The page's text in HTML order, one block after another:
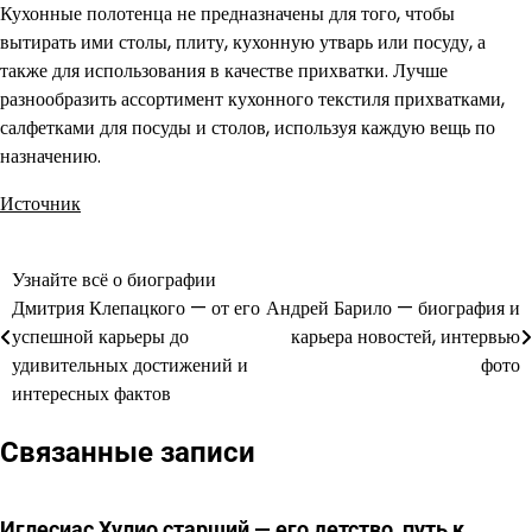
Кухонные полотенца не предназначены для того, чтобы
вытирать ими столы, плиту, кухонную утварь или посуду, а
также для использования в качестве прихватки. Лучше
разнообразить ассортимент кухонного текстиля прихватками,
салфетками для посуды и столов, используя каждую вещь по
назначению.
Источник
Навигация
по
записям
Узнайте всё о биографии
Дмитрия Клепацкого — от его
успешной карьеры до
удивительных достижений и
интересных фактов
Андрей Барило — биография и
карьера новостей, интервью
фото
Связанные записи